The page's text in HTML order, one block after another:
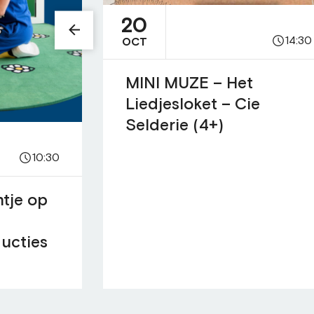
10:30
op
20
OCT 14:30
MINI MUZE – Het
Liedjesloket – Cie
Selderie (4+)